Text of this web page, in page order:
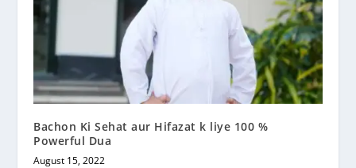
Bachon Ki Sehat aur Hifazat k liye 100 %
Powerful Dua
August 15, 2022